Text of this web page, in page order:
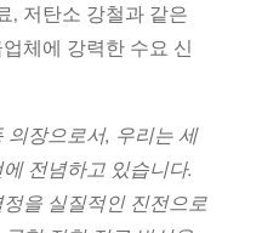
, 저탄소 강철과 같은
체에 강력한 수요 신
의장으로서, 우리는 세
전념하고 있습니다.
을 실질적인 진전으로